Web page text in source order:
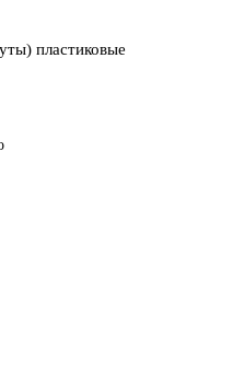
пластиковые